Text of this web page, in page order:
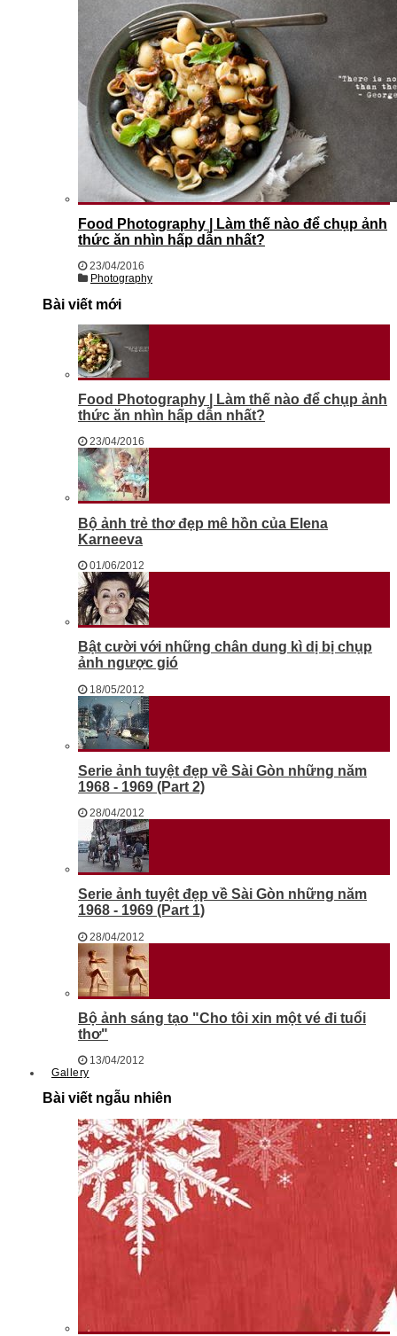
Food Photography | Làm thế nào để chụp ảnh
thức ăn nhìn hấp dẫn nhất?
23/04/2016
Photography
Bài viết mới
Food Photography | Làm thế nào để chụp ảnh
thức ăn nhìn hấp dẫn nhất?
23/04/2016
Bộ ảnh trẻ thơ đẹp mê hồn của Elena
Karneeva
01/06/2012
Bật cười với những chân dung kì dị bị chụp
ảnh ngược gió
18/05/2012
Serie ảnh tuyệt đẹp về Sài Gòn những năm
1968 - 1969 (Part 2)
28/04/2012
Serie ảnh tuyệt đẹp về Sài Gòn những năm
1968 - 1969 (Part 1)
28/04/2012
Bộ ảnh sáng tạo "Cho tôi xin một vé đi tuổi
thơ"
13/04/2012
Gallery
Bài viết ngẫu nhiên